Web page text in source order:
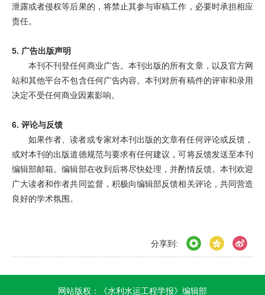
泄露或者侵权等后果的，将禁止其参与审稿工作，必要时承担相应
责任。
5. 广告出版声明
本刊不刊登任何商业广告。本刊出版的所有文章，以及官方网
站和其他平台不包含任何广告内容。本刊对所有稿件的评审和录用
决定不受任何商业因素影响。
6. 评论与反馈
如果作者、读者或专家对本刊出版的文章有任何评论或反馈，
或对本刊的出版道德规范与要求有任何建议，可将反馈发送至本刊
编辑部邮箱。编辑部在收到后将尽快处理，并酌情反馈。本刊欢迎
广大读者和作者共同监督，积极向编辑部反馈相关评论，共同营造
良好的学术氛围。
分享到:
网站版权：《水利水运工程学报》编辑部